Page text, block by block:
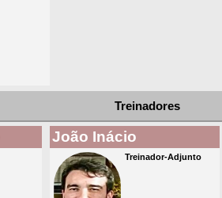
Treinadores
João Inácio
Treinador-Adjunto